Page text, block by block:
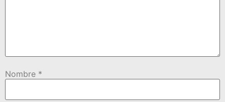
Nombre *